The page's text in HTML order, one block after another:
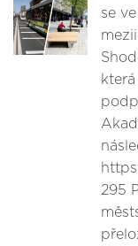
se
295